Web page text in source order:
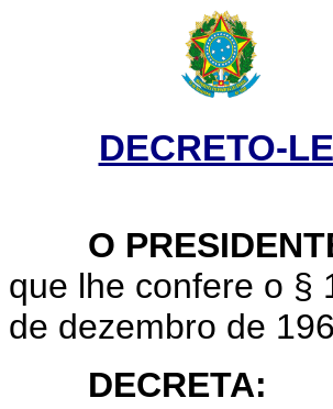
DECRETO-
O
que lhe confere o §
de dezembro de
DECRETA: